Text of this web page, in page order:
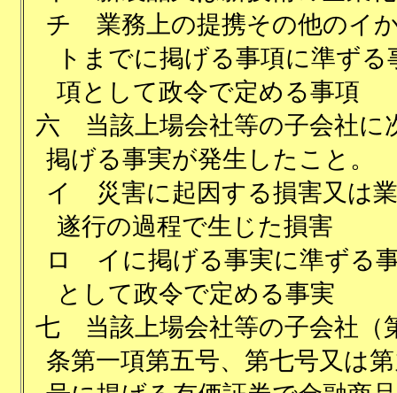
チ
業務上の提携その他のイ
トまでに掲げる事項に準ずる
項として政令で定める事項
六
当該上場会社等の子会社に
掲げる事実が発生したこと。
イ
災害に起因する損害又は
遂行の過程で生じた損害
ロ
イに掲げる事実に準ずる
として政令で定める事実
七
当該上場会社等の子会社（
条第一項第五号、第七号又は